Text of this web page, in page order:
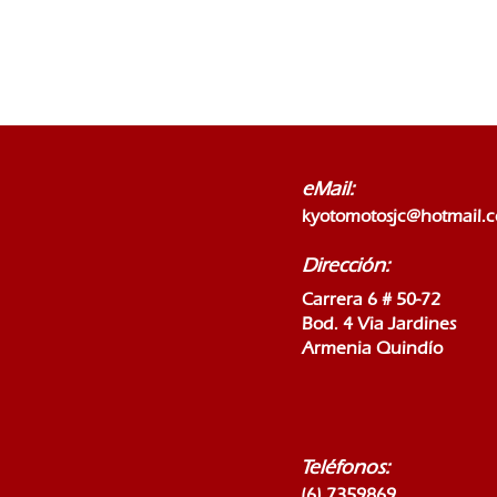
eMail:
Dirección:
Carrera 6 # 50-72
Bod. 4 Via Jardines
Armenia Quindío
Teléfonos: